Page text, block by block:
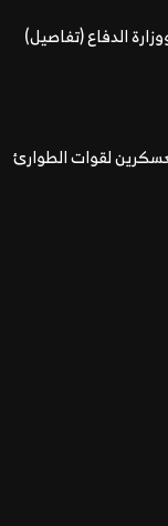
الدفاع (تفاصيل)
معسكرين لقوات الطوارئ